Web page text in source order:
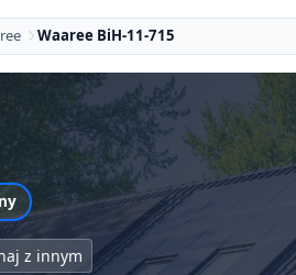
Waaree BiH-11-715
z innym